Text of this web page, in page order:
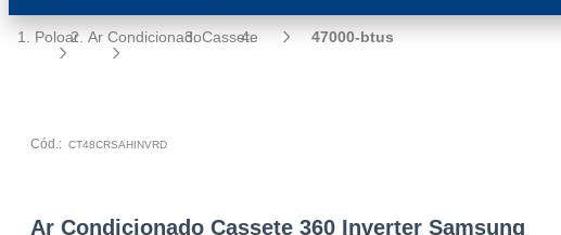
Poloar Ar CondicionadoCassete 47000-btus
Cód.: CT48CRSAHINVRD
Ar Condicionado Cassete 360 Inverter Samsung